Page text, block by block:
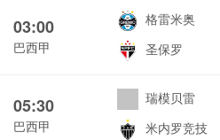
03:00
巴西甲
格雷米奥
圣保罗
05:30
巴西甲
瑞模贝雷
米内罗竞技